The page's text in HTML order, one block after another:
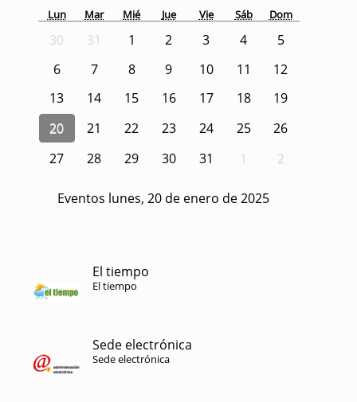
Lun Mar Mié Jue Vie Sáb Dom
30 31 1 2 3 4
5
6
7 8 9 10 11
12
13
14 15 16 17 18
19
20
21 22 23 24 25
26
27
28 29 30 31 1 2
Eventos lunes, 20 de enero de 2025
El tiempo
El tiempo
Sede electrónica
Sede electrónica